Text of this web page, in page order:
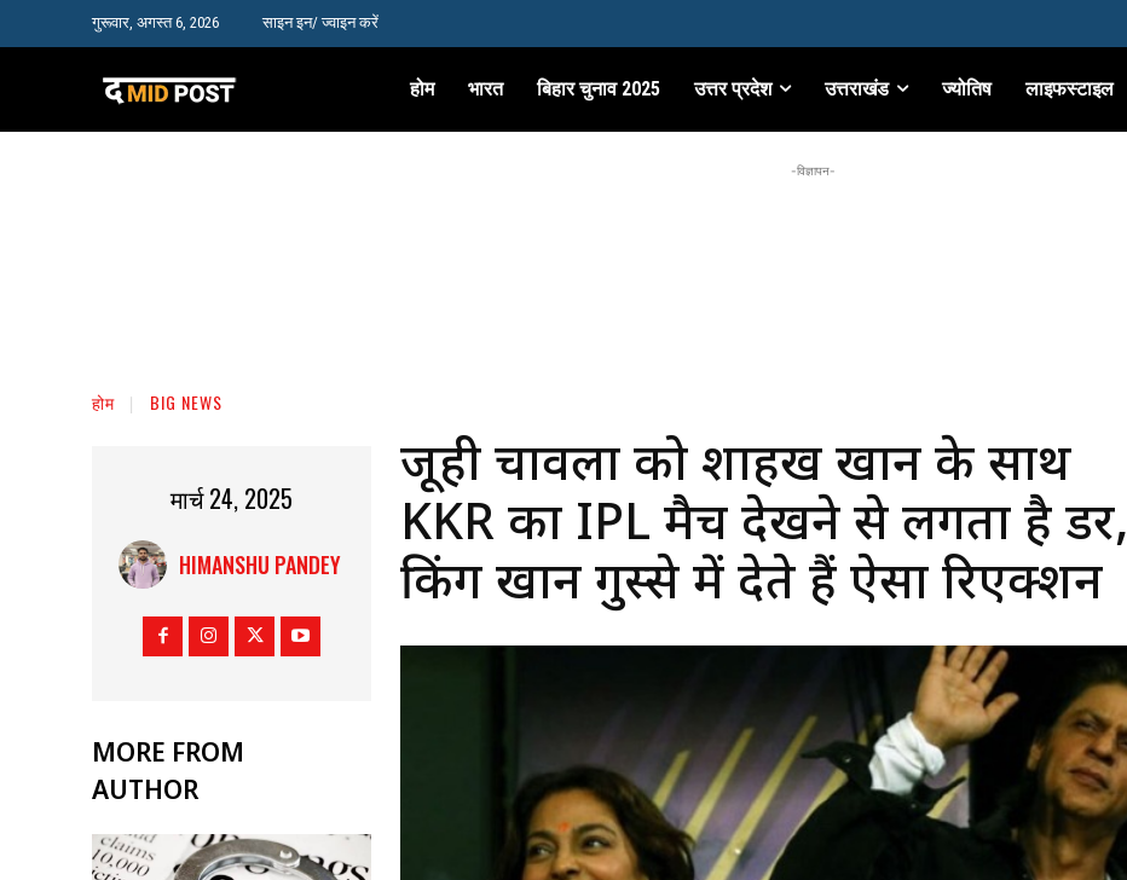
गुरूवार, अगस्त 6, 2026 साइन इन/ ज्वाइन करें
होम भारत बिहार चुनाव 2025 उत्तर प्रदेश उत्तराखंड ज्योतिष लाइफस्टाइल
-विज्ञापन-
होम BIG NEWS
मार्च 24, 2025
HIMANSHU PANDEY
MORE FROM
AUTHOR
जूही चावला को शाहरुख खान के साथ
KKR का IPL मैच देखने से लगता है डर,
किंग खान गुस्से में देते हैं ऐसा रिएक्शन